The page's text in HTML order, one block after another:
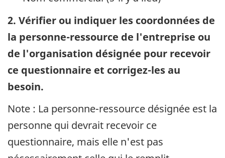
2. Vérifier ou indiquer les coordonnées de
la personne-ressource de l'entreprise ou
de l'organisation désignée pour recevoir
ce questionnaire et corrigez-les au
besoin.
Note : La personne-ressource désignée est la
personne qui devrait recevoir ce
questionnaire, mais elle n'est pas